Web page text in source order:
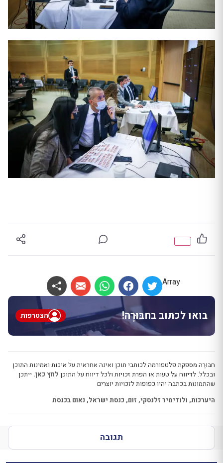
Array
בואו לכתוב בחבּוּרֶה! הצטרפות
חבּוּרֶה מספקת פלטפורמה לכותבי תוכן ואינה אחראית על איכות ואמינות התוכן
ובכלל. לדיווח על טעות או הפרת זכויות ולכל דיווח על התוכן לחץ כאן. ייתכן
שהתמונות בכתבה יהיו כפופות לזכויות יוצרים
היערכות, ולודימיר זלנסקי, זום, כנסת ישראל, נאום בכנסת
תגובה